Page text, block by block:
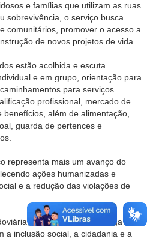
e famílias que utilizam as ruas
sobrevivência, o serviço busca
comunitários, promover o acesso a
de novos projetos de vida.
estão acolhida e escuta
e em grupo, orientação para
para serviços
profissional, mercado de
além de alimentação,
guarda de pertences e
representa mais um avanço do
ações humanizadas e
e a redução das violações de
a Prefeitura de Formiga
a inclusão social, a cidadania e a